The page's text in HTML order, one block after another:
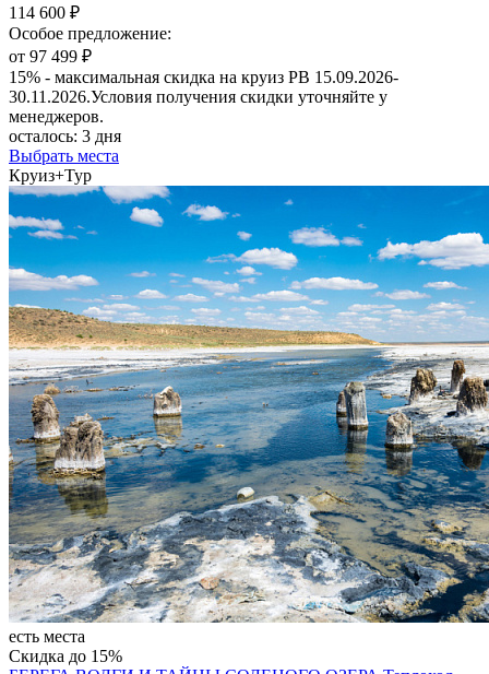
114 600 ₽
Особое предложение:
от 97 499 ₽
15% - максимальная скидка на круиз РВ 15.09.2026-
30.11.2026.Условия получения скидки уточняйте у
менеджеров.
осталось: 3 дня
Выбрать места
Круиз+Тур
есть места
Скидка до 15%